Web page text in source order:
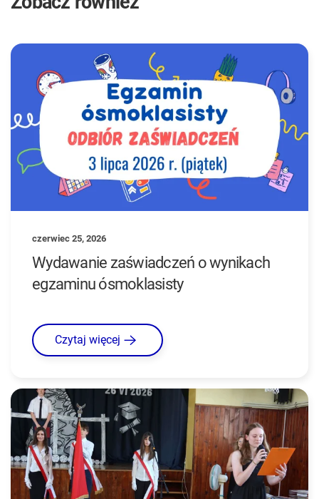
czerwiec 25, 2026
Wydawanie zaświadczeń o wynikach
egzaminu ósmoklasisty
Czytaj więcej